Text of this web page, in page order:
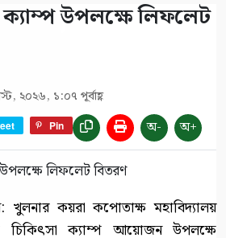
ক্যাম্প উপলক্ষে লিফলেট
২০২৬, ১:০৭ পূর্বাহ্ণ
Pin অ- অ+
খুলনার কয়রা কপোতাক্ষ মহাবিদ্যালয়
চিকিৎসা ক্যাম্প আয়োজন উপলক্ষে